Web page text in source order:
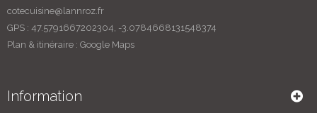
cotecuisine@lannroz.fr
GPS : 47.5791667202304, -3.0784668131548374
Plan & itinéraire : Google Maps
Information